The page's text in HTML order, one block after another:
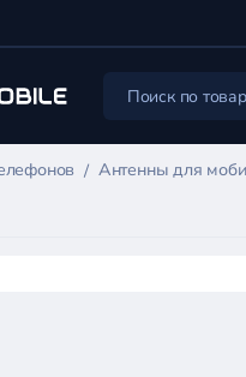
Антенны для